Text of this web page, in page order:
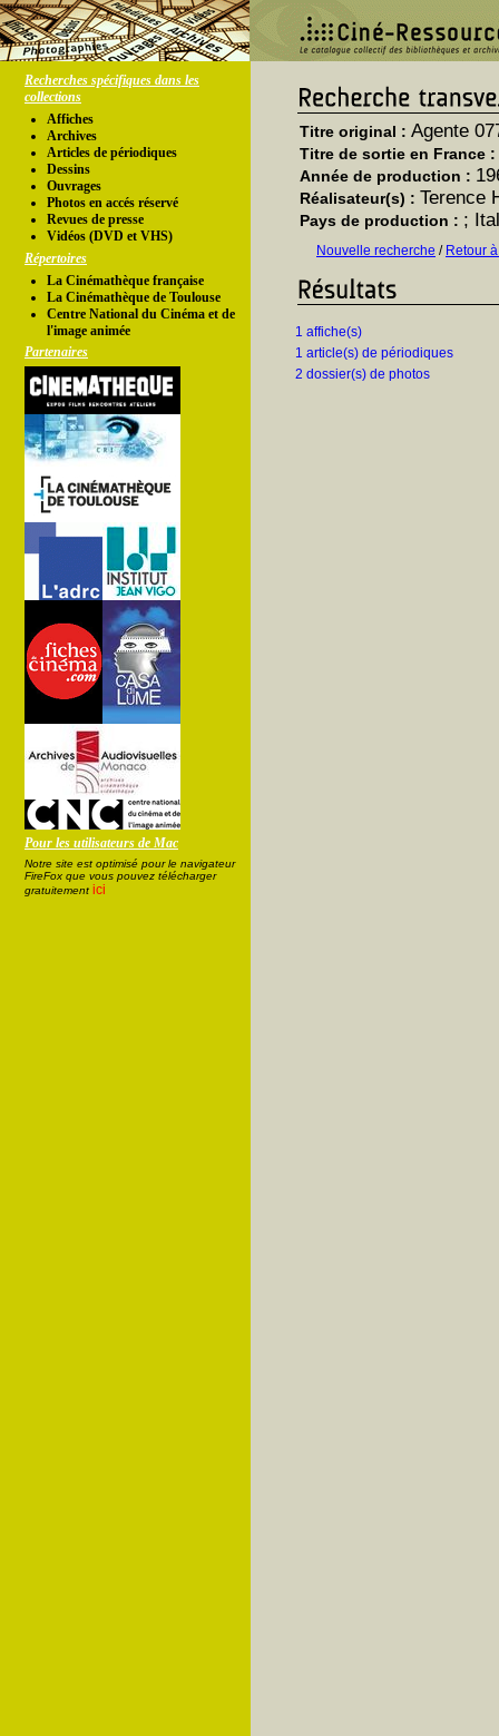
Recherches spécifiques dans les
collections
Affiches
Archives
Articles de périodiques
Dessins
Ouvrages
Photos en accés réservé
Revues de presse
Vidéos (DVD et VHS)
Répertoires
La Cinémathèque française
La Cinémathèque de Toulouse
Centre National du Cinéma et de
l'image animée
Partenaires
Pour les utilisateurs de Mac
Notre site est optimisé pour le navigateur
FireFox que vous pouvez télécharger
gratuitement ici
Titre original : Agente
Titre de sortie en France :
Année de production :
Réalisateur(s) : Terence
Pays de production : ;
Nouvelle recherche / Retour
1 affiche(s)
1 article(s) de périodiques
2 dossier(s) de photos